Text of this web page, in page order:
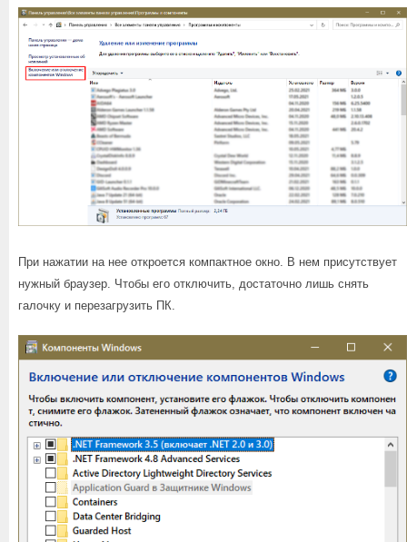
При нажатии на нее откроется компактное окно. В нем присутствует
нужный браузер. Чтобы его отключить, достаточно лишь снять
галочку и перезагрузить ПК.